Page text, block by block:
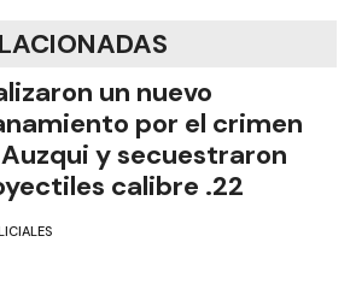
un nuevo
por el crimen
y secuestraron
calibre .22